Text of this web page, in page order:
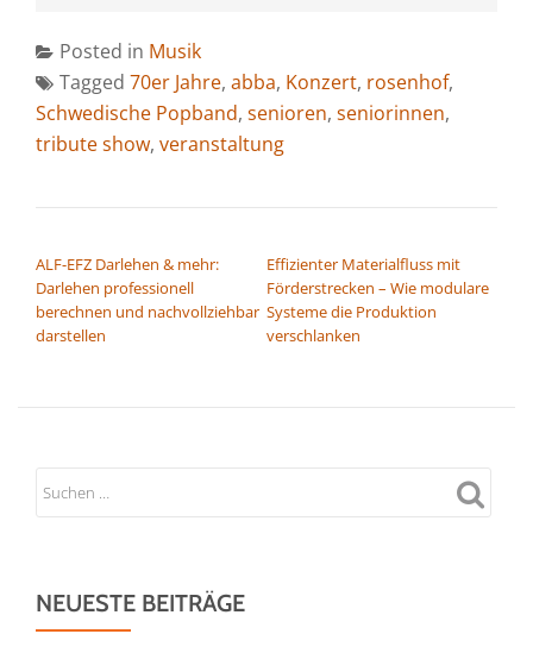
Posted in Musik
Tagged 70er Jahre, abba, Konzert, rosenhof,
Schwedische Popband, senioren, seniorinnen,
tribute show, veranstaltung
ALF-EFZ Darlehen & mehr:
Darlehen professionell
berechnen und nachvollziehbar
darstellen
Effizienter Materialfluss mit
Förderstrecken – Wie modulare
Systeme die Produktion
verschlanken
NEUESTE BEITRÄGE